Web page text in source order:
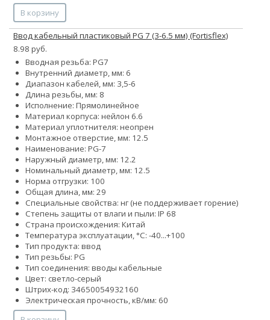
В корзину
Ввод кабельный пластиковый PG 7 (3-6.5 мм) (Fortisflex)
8.98 руб.
Вводная резьба: PG7
Внутренний диаметр, мм: 6
Диапазон кабелей, мм: 3,5-6
Длина резьбы, мм: 8
Исполнение: Прямолинейное
Материал корпуса: нейлон 6.6
Материал уплотнителя: неопрен
Монтажное отверстие, мм: 12.5
Наименование: PG-7
Наружный диаметр, мм: 12.2
Номинальный диаметр, мм: 12.5
Норма отгрузки: 100
Общая длина, мм: 29
Специальные свойства: нг (не поддерживает горение)
Степень защиты от влаги и пыли: IP 68
Страна происхождения: Китай
Температура эксплуатации, °С: -40...+100
Тип продукта: ввод
Тип резьбы: PG
Тип соединения: вводы кабельные
Цвет: светло-серый
Штрих-код: 34650054932160
Электрическая прочность, кВ/мм: 60